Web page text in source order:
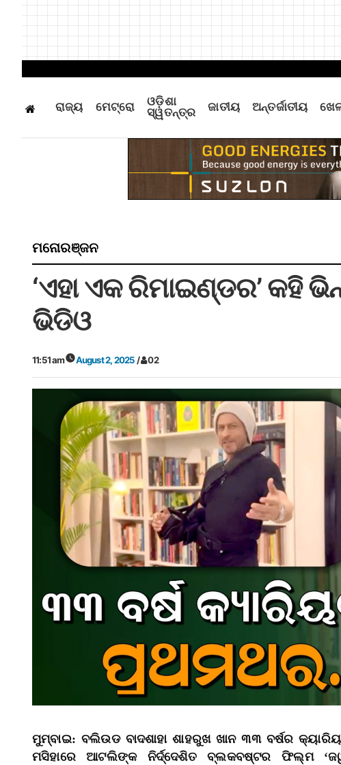
ରାଜ୍ୟ ମେଟ୍ରୋ
ଓଡ଼ିଶା
ସ୍ୱତନ୍ତ୍ର
ଜାତୀୟ ଅନ୍ତର୍ଜାତୀୟ
ମନୋରଞ୍ଜନ
‘ଏହା ଏକ ରିମାଇଣ୍ଡର’ କହି
ଭିଡିଓ
11:51 am August 2, 2025 / 02
ମୁମ୍ବାଇ: ବଲିଉଡ ବାଦଶାହା ଶାହରୁଖ ଖାନ ୩୩ ବର୍ଷର
ମସିହାରେ ଆଟଲିଙ୍କ ନିର୍ଦ୍ଦେଶିତ ବ୍ଲକବଷ୍ଟର ଫିଲ୍ମ